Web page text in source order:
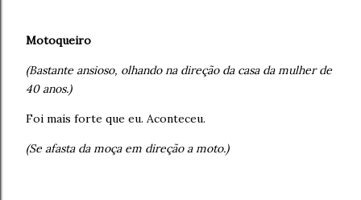
Motoqueiro
(Bastante ansioso, olhando na direção da casa da mulher de
40 anos.)
Foi mais forte que eu. Aconteceu.
(Se afasta da moça em direção a moto.)